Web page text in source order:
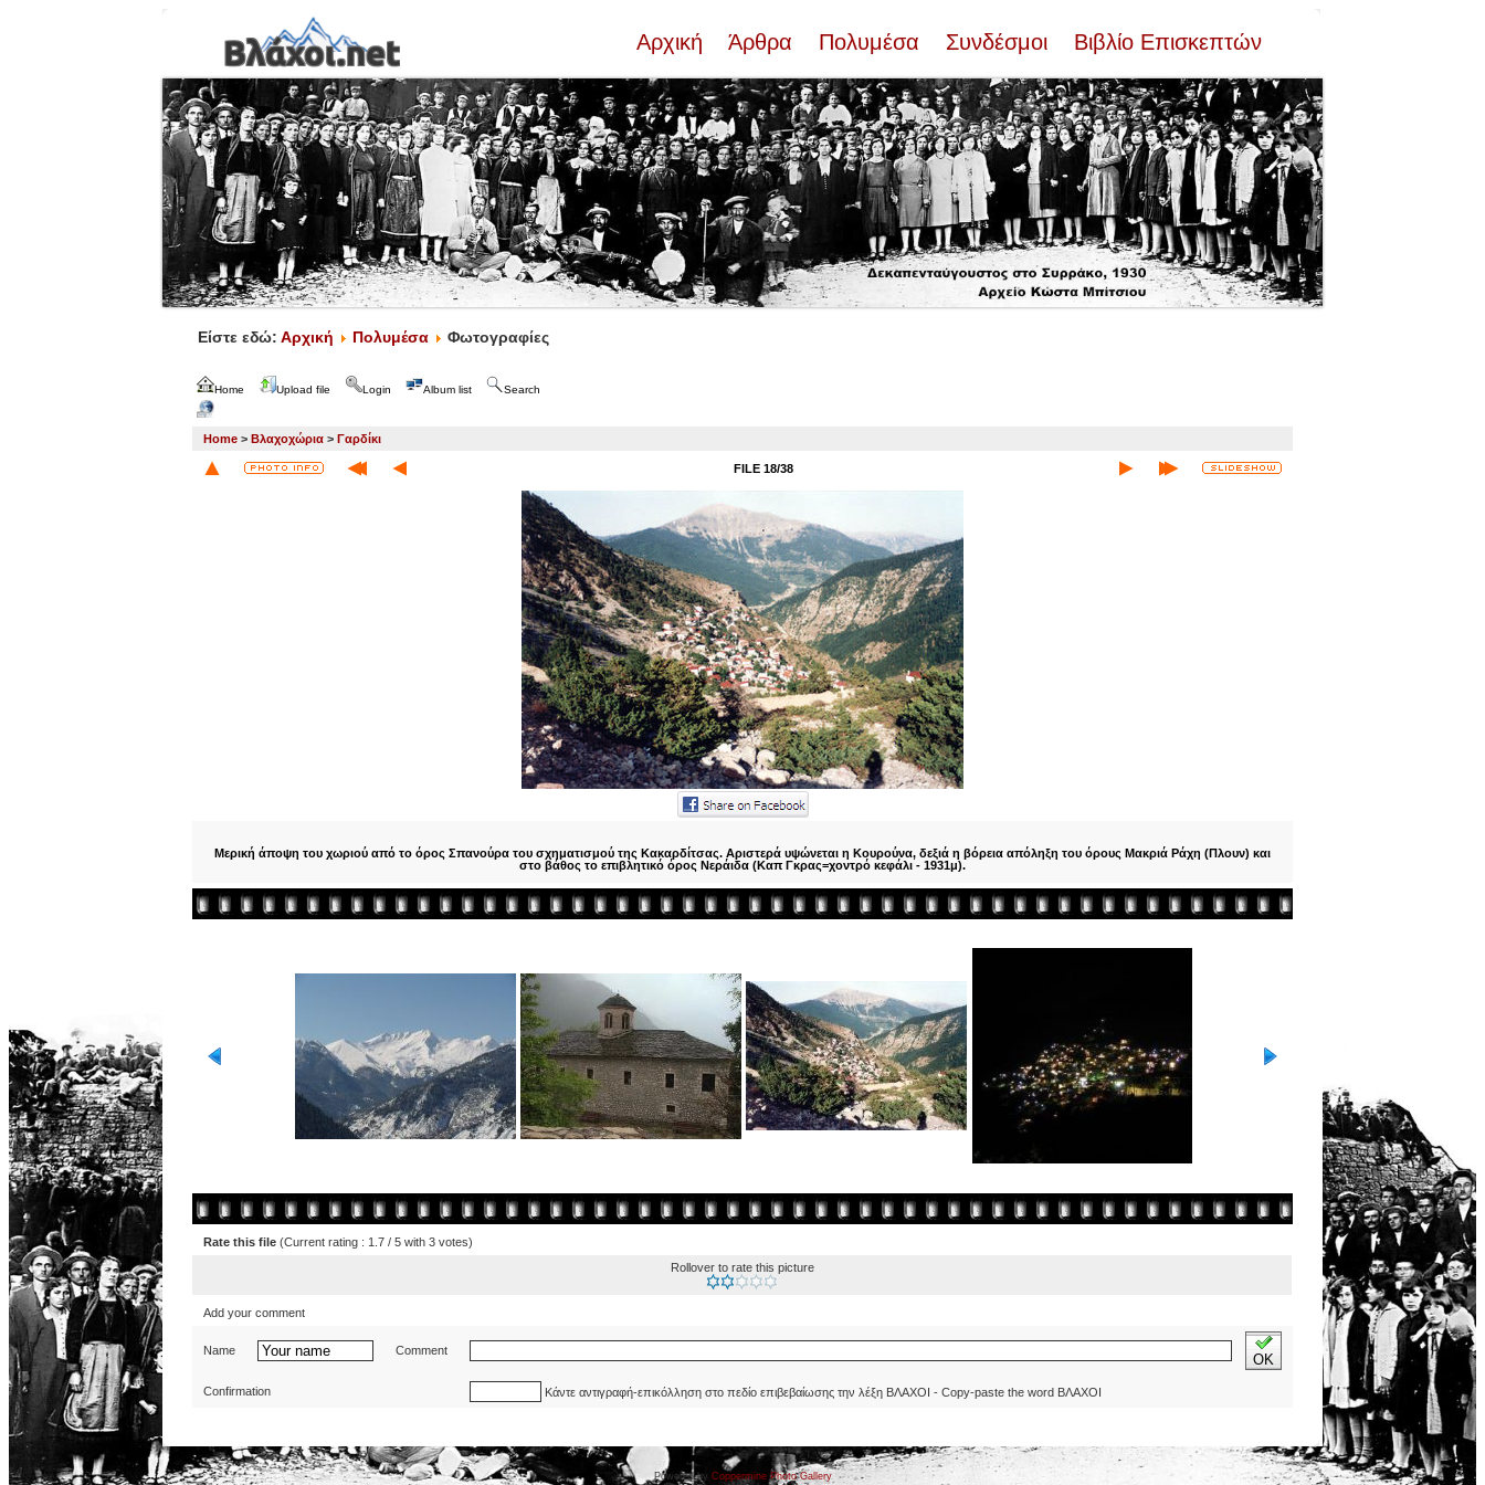
Αρχική Άρθρα Πολυμέσα Συνδέσμοι Βιβλίο Επισκεπτών
Είστε εδώ: Αρχική Πολυμέσα Φωτογραφίες
Home Upload file Login Album list Search
Home > Βλαχοχώρια > Γαρδίκι
FILE 18/38
Μερική άποψη του χωριού από το όρος Σπανούρα του σχηματισμού της Κακαρδίτσας. Αριστερά υψώνεται η Κουρούνα, δεξιά η βόρεια απόληξη του όρους Μακριά Ράχη (Πλουν) και
στο βάθος το επιβλητικό όρος Νεράιδα (Καπ Γκρας=χοντρό κεφάλι - 1931μ).
Rate this file (Current rating : 1.7 / 5 with 3 votes)
Rollover to rate this picture
Add your comment
Name Comment
OK
Confirmation Κάντε αντιγραφή-επικόλληση στο πεδίο επιβεβαίωσης την λέξη ΒΛΑΧΟΙ - Copy-paste the word ΒΛΑΧΟΙ
Powered by Coppermine Photo Gallery